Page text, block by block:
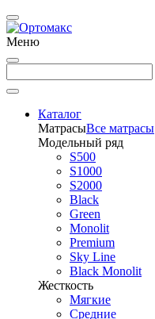
Меню
Каталог
МатрасыВсе матрасы
Модельный ряд
S500
S1000
S2000
Black
Green
Monolit
Premium
Sky Line
Black Monolit
Жесткость
Мягкие
Средние